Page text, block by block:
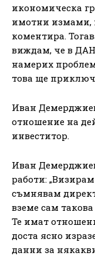
икономическа
имотни измами,
коментира.
виждам, че в
намерих
това ще
Иван
отношение на
инвеститор.
Иван
работи:
съмнявам
вземе сам
Те имат
доста ясно
данни за